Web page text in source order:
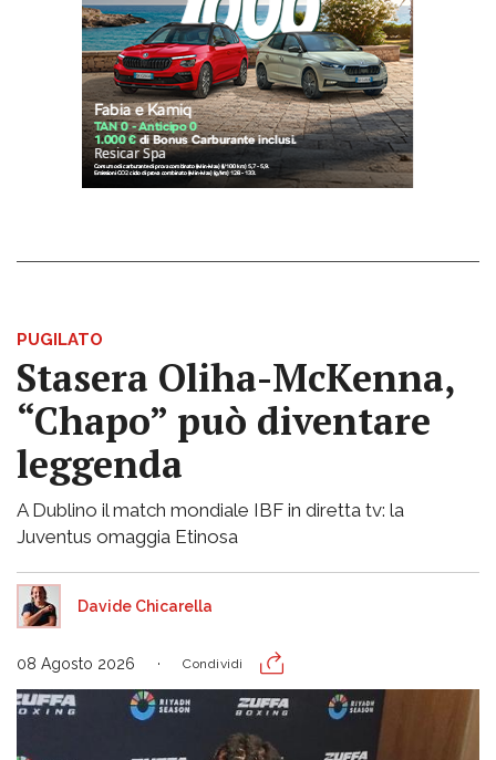
PUGILATO
Stasera Oliha-McKenna,
“Chapo” può diventare
leggenda
A Dublino il match mondiale IBF in diretta tv: la
Juventus omaggia Etinosa
Davide Chicarella
08 Agosto 2026 Condividi